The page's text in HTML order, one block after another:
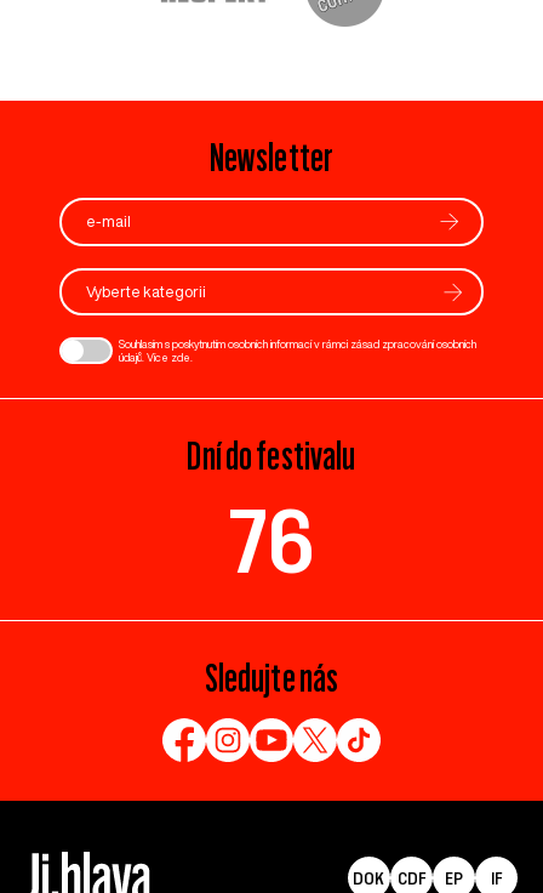
Newsletter
Vyberte kategorii
Souhlasím s poskytnutím osobních informací v rámci zásad zpracování osobních
údajů. Více zde
Dní do festivalu
76
Sledujte nás
DOK CDF EP IF